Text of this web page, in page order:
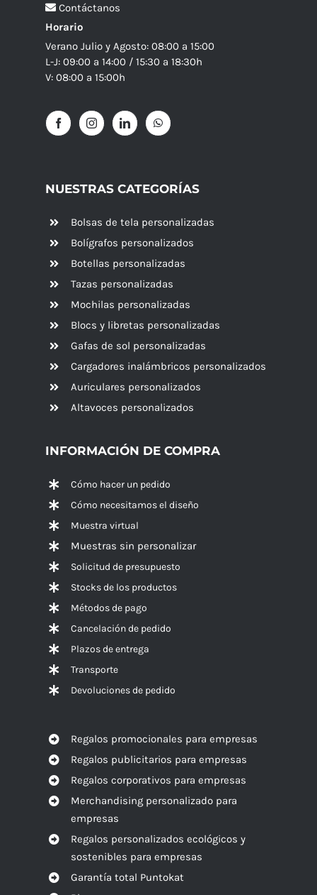
Contáctanos
Horario
Verano Julio y Agosto: 08:00 a 15:00
L-J: 09:00 a 14:00 / 15:30 a 18:30h
V: 08:00 a 15:00h
NUESTRAS CATEGORÍAS
Bolsas de tela personalizadas
Bolígrafos personalizados
Botellas personalizadas
Tazas personalizadas
Mochilas personalizadas
Blocs y libretas personalizadas
Gafas de sol personalizadas
Cargadores inalámbricos personalizados
Auriculares personalizados
Altavoces personalizados
INFORMACIÓN DE COMPRA
Cómo hacer un pedido
Cómo necesitamos el diseño
Muestra virtual
Muestras sin personalizar
Solicitud de presupuesto
Stocks de los productos
Métodos de pago
Cancelación de pedido
Plazos de entrega
Transporte
Devoluciones de pedido
Regalos promocionales para empresas
Regalos publicitarios para empresas
Regalos corporativos para empresas
Merchandising personalizado para
empresas
Regalos personalizados ecológicos y
sostenibles para empresas
Garantía total Puntokat